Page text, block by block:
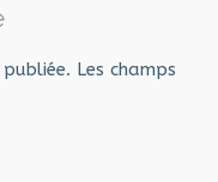
Les champs